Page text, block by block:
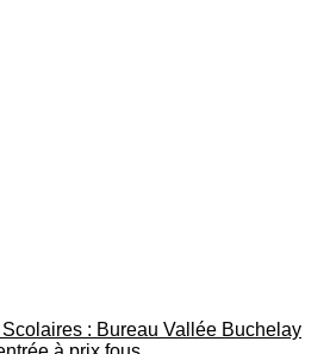
: Bureau Vallée Buchelay